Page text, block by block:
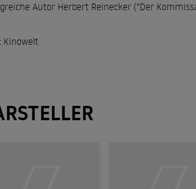
Autor Herbert Reinecker ("Der
Kinowelt